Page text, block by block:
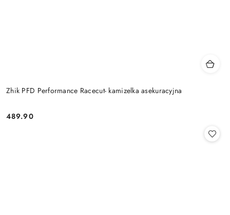
Zhik PFD Performance Racecut- kamizelka asekuracyjna
Cena:
489.90